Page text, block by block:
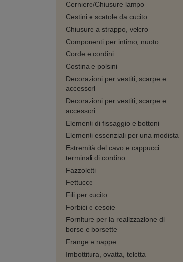
Cerniere/Chiusure lampo
Cestini e scatole da cucito
Chiusure a strappo, velcro
Componenti per intimo, nuoto
Corde e cordini
Costina e polsini
Decorazioni per vestiti, scarpe e
accessori
Decorazioni per vestiti, scarpe e
accessori
Elementi di fissaggio e bottoni
Elementi essenziali per una modista
Estremità del cavo e cappucci
terminali di cordino
Fazzoletti
Fettucce
Fili per cucito
Forbici e cesoie
Forniture per la realizzazione di
borse e borsette
Frange e nappe
Imbottitura, ovatta, teletta